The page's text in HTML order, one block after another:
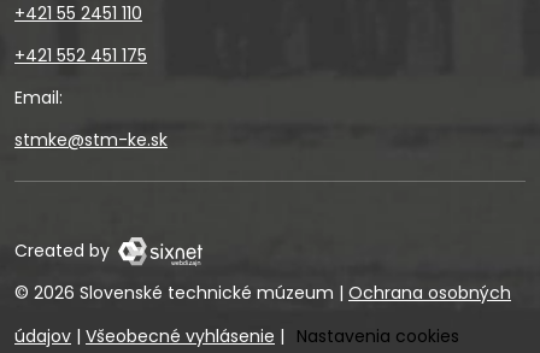
+421 55 2451 110
+421 552 451 175
Email:
stmke@stm-ke.sk
Created by
© 2026 Slovenské technické múzeum | Ochrana osobných
údajov | Všeobecné vyhlásenie | Nastavenia cookies